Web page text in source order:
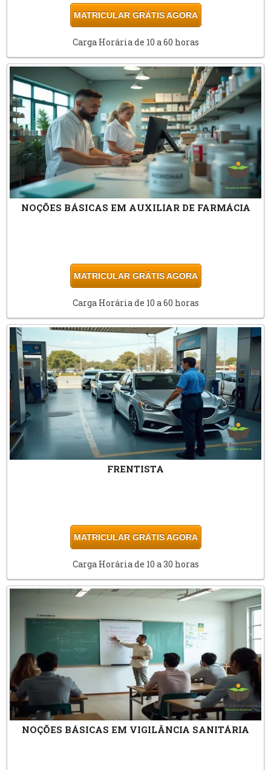
MATRICULAR GRÁTIS AGORA
Carga Horária de 10 a 60 horas
NOÇÕES BÁSICAS EM AUXILIAR DE FARMÁCIA
MATRICULAR GRÁTIS AGORA
Carga Horária de 10 a 60 horas
FRENTISTA
MATRICULAR GRÁTIS AGORA
Carga Horária de 10 a 30 horas
NOÇÕES BÁSICAS EM VIGILÂNCIA SANITÁRIA